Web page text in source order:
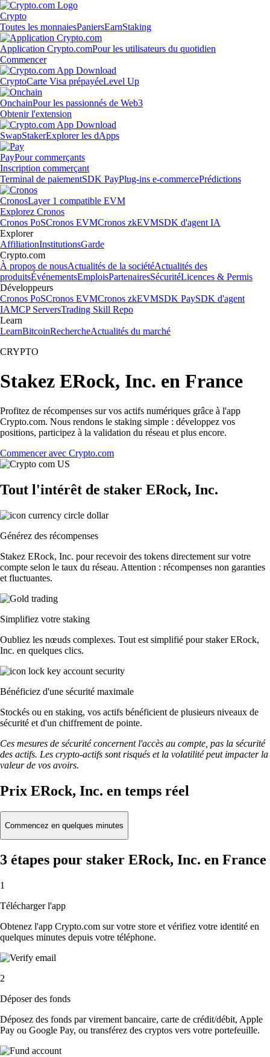
Crypto
Toutes les monnaiesPaniersEarnStaking
Application Crypto.comPour les utilisateurs du quotidien
Commencer
CryptoCarte Visa prépayéeLevel Up
OnchainPour les passionnés de Web3
Obtenir l'extension
SwapStakerExplorer les dApps
PayPour commerçants
Inscription commerçant
Terminal de paiementSDK PayPlug-ins e-commercePrédictions
CronosLayer 1 compatible EVM
Explorez Cronos
Cronos PoSCronos EVMCronos zkEVMSDK d'agent IA
Explorer
AffiliationInstitutionsGarde
Crypto.com
À propos de nousActualités de la sociétéActualités des
produitsÉvénementsEmploisPartenairesSécuritéLicences & Permis
Développeurs
Cronos PoSCronos EVMCronos zkEVMSDK PaySDK d'agent
IAMCP ServersTrading Skill Repo
Learn
LearnBitcoinRechercheActualités du marché
CRYPTO
Stakez ERock, Inc. en France
Profitez de récompenses sur vos actifs numériques grâce à l'app
Crypto.com. Nous rendons le staking simple : développez vos
positions, participez à la validation du réseau et plus encore.
Commencer avec Crypto.com
Tout l'intérêt de staker ERock, Inc.
Générez des récompenses
Stakez ERock, Inc. pour recevoir des tokens directement sur votre
compte selon le taux du réseau. Attention : récompenses non garanties
et fluctuantes.
Simplifiez votre staking
Oubliez les nœuds complexes. Tout est simplifié pour staker ERock,
Inc. en quelques clics.
Bénéficiez d'une sécurité maximale
Stockés ou en staking, vos actifs bénéficient de plusieurs niveaux de
sécurité et d'un chiffrement de pointe.
Ces mesures de sécurité concernent l'accès au compte, pas la sécurité
des actifs. Les crypto-actifs sont risqués et la volatilité peut impacter la
valeur de vos avoirs.
Prix ERock, Inc. en temps réel
Commencez en quelques minutes
3 étapes pour staker ERock, Inc. en France
1
Télécharger l'app
Obtenez l'app Crypto.com sur votre store et vérifiez votre identité en
quelques minutes depuis votre téléphone.
2
Déposer des fonds
Déposez des fonds par virement bancaire, carte de crédit/débit, Apple
Pay ou Google Pay, ou transférez des cryptos vers votre portefeuille.